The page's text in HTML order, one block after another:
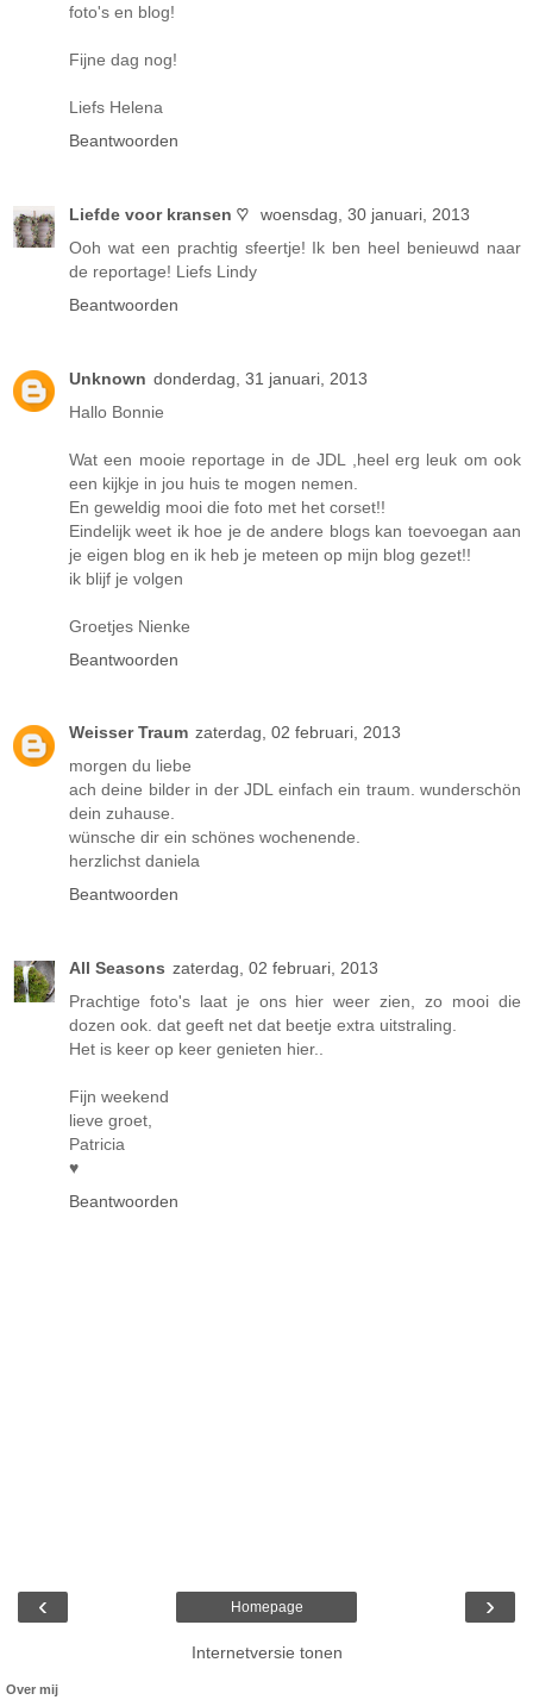
foto's en blog!
Fijne dag nog!
Liefs Helena
Beantwoorden
Liefde voor kransen ♡
woensdag, 30 januari, 2013
Ooh wat een prachtig sfeertje! Ik ben heel benieuwd naar
de reportage! Liefs Lindy
Beantwoorden
Unknown donderdag, 31 januari, 2013
Hallo Bonnie
Wat een mooie reportage in de JDL ,heel erg leuk om ook
een kijkje in jou huis te mogen nemen.
En geweldig mooi die foto met het corset!!
Eindelijk weet ik hoe je de andere blogs kan toevoegan aan
je eigen blog en ik heb je meteen op mijn blog gezet!!
ik blijf je volgen
Groetjes Nienke
Beantwoorden
Weisser Traum zaterdag, 02 februari, 2013
morgen du liebe
ach deine bilder in der JDL einfach ein traum. wunderschön
dein zuhause.
wünsche dir ein schönes wochenende.
herzlichst daniela
Beantwoorden
All Seasons zaterdag, 02 februari, 2013
Prachtige foto's laat je ons hier weer zien, zo mooi die
dozen ook. dat geeft net dat beetje extra uitstraling.
Het is keer op keer genieten hier..
Fijn weekend
lieve groet,
Patricia
♥
Beantwoorden
‹ ›
Homepage
Internetversie tonen
Over mij